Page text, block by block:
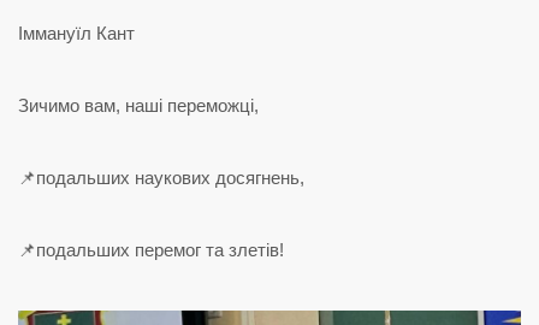
Іммануїл Кант
Зичимо вам, наші переможці,
📌подальших наукових досягнень,
📌подальших перемог та злетів!